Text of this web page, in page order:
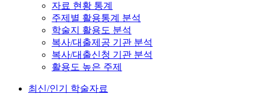
자료 현황 통계
주제별 활용통계 분석
학술지 활용도 분석
복사/대출제공 기관 분석
복사/대출신청 기관 분석
활용도 높은 주제
최신/인기 학술자료